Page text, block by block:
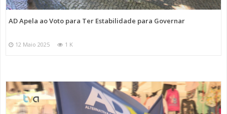
AD Apela ao Voto para Ter Estabilidade para Governar
12 Maio 2025 1 K